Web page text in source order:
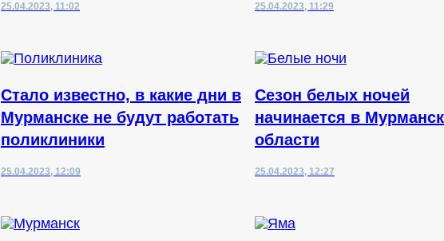
25.04.2023, 11:02 25.04.2023, 11:29
Стало известно, в какие дни в
Мурманске не будут работать
поликлиники
25.04.2023, 12:09
Сезон белых ночей
начинается в
области
25.04.2023, 12:27